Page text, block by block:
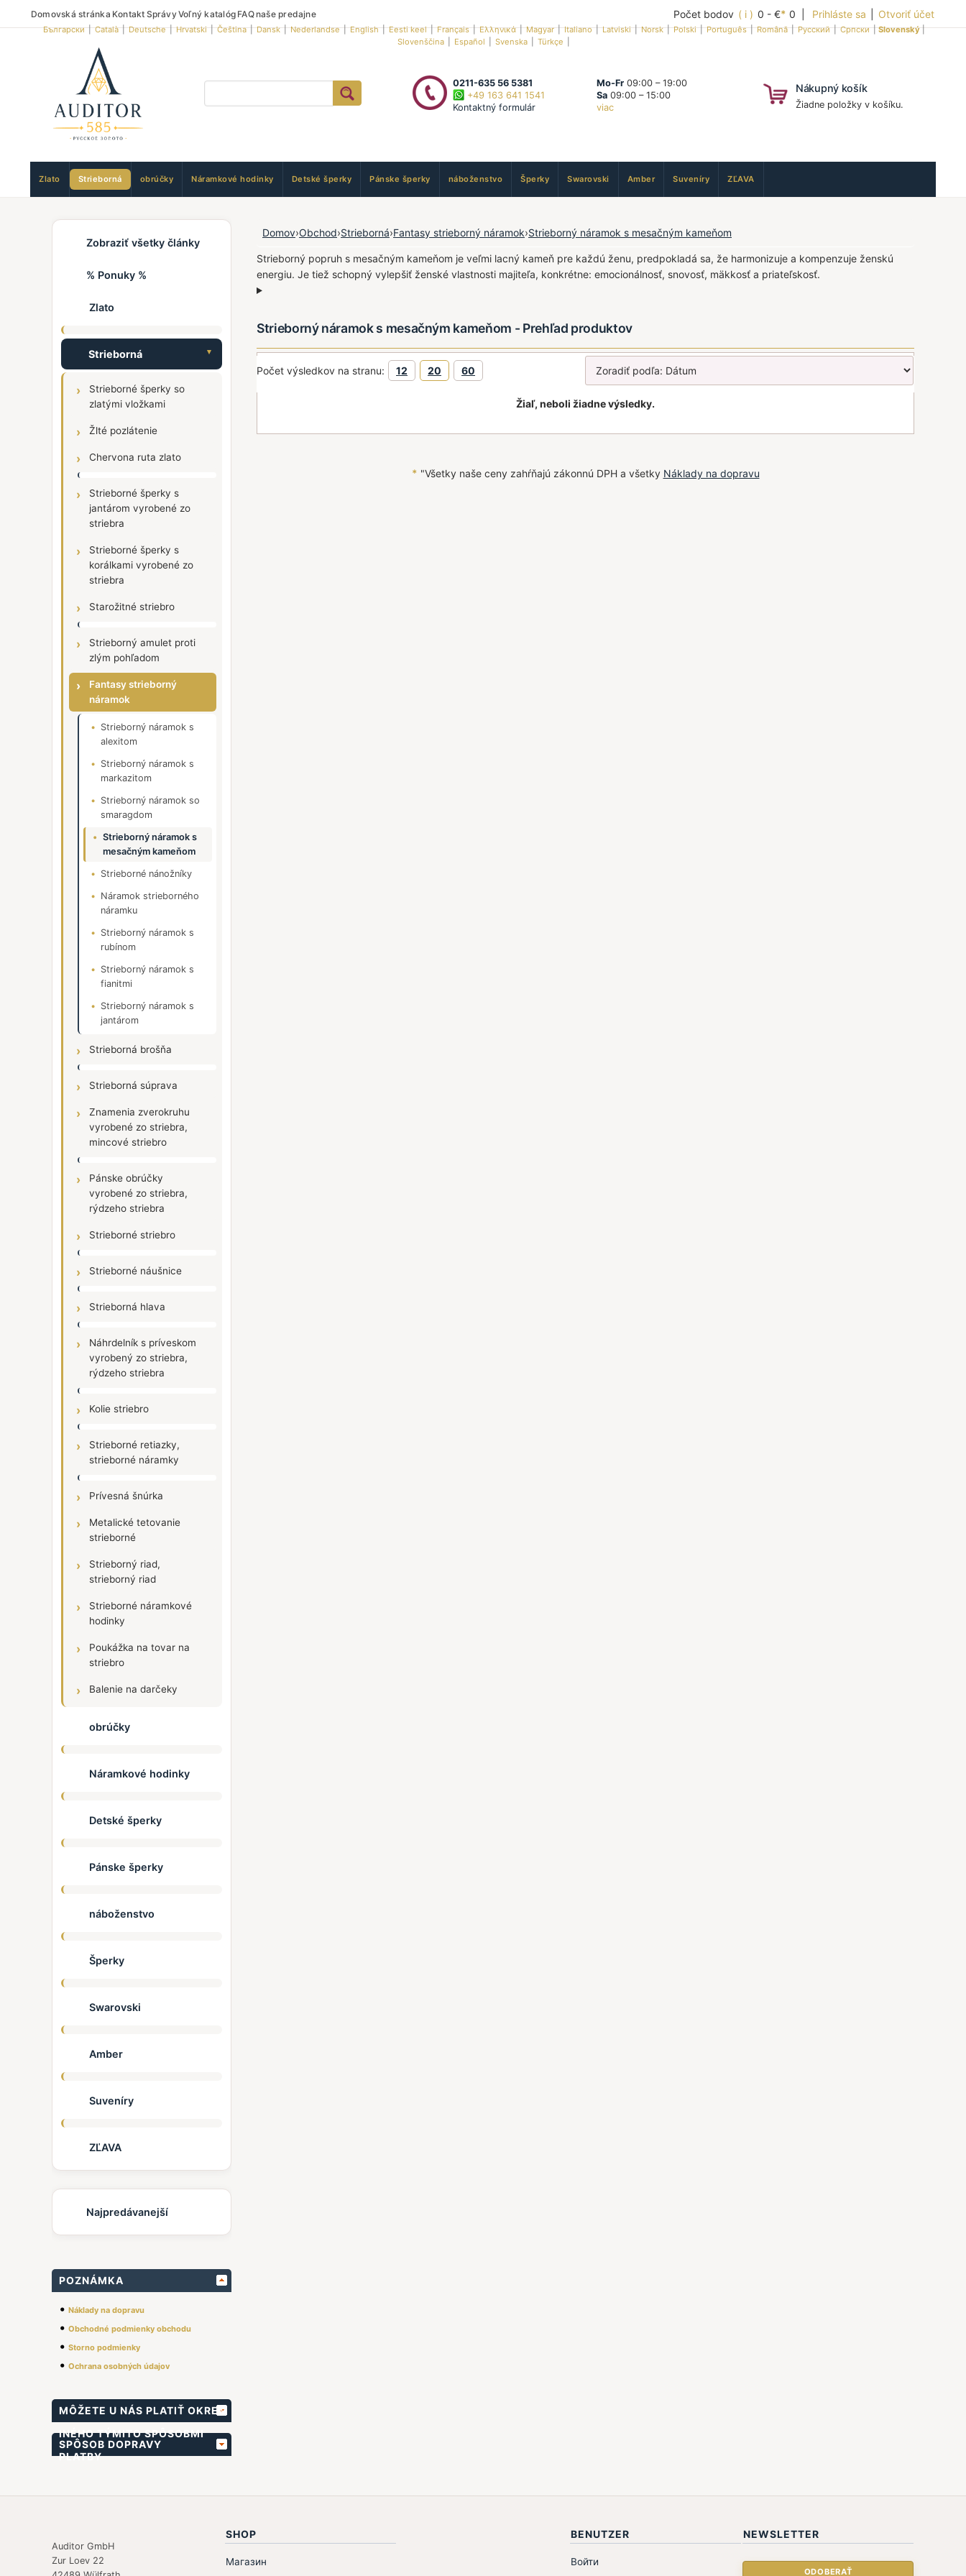
Domovská stránka Kontakt SprávyVoľný katalóg FAQnaše predajne Počet bodov ( i ) 0 - €* 0 | Prihláste sa Otvoriť účet
Български|Català|Deutsche|Hrvatski|Čeština|Dansk|Nederlandse|English|Eesti keel|Français|Ελληνικά|Magyar|Italiano|Latviski|Norsk|Polski|Português|Română|Русский|Српски|Slovenský|
Slovenščina
Español Svenska Türkçe
0211-635 56 5381
+49 163 641 1541
Kontaktný formulár
Mo-Fr09:00 – 19:00
Sa09:00 – 15:00
viac
Nákupný košík
Žiadne položky v košíku.
Zlato Strieborná obrúčky Náramkové hodinky Detské šperky Pánske šperky náboženstvo Šperky Swarovski Amber Suveníry ZĽAVA
Zobraziť všetky články
% Ponuky %
Zlato
Strieborná
Strieborné šperky so
zlatými vložkami
Žlté pozlátenie
Chervona ruta zlato
Strieborné šperky s
jantárom vyrobené zo
striebra
Strieborné šperky s
korálkami vyrobené zo
striebra
Starožitné striebro
Strieborný amulet proti
zlým pohľadom
Fantasy strieborný
náramok
Strieborný náramok s
alexitom
Strieborný náramok s
markazitom
Strieborný náramok so
smaragdom
Strieborný náramok s
mesačným kameňom
Strieborné nánožníky
Náramok strieborného
náramku
Strieborný náramok s
rubínom
Strieborný náramok s
fianitmi
Strieborný náramok s
jantárom
Strieborná brošňa
Strieborná súprava
Znamenia zverokruhu
vyrobené zo striebra,
mincové striebro
Pánske obrúčky
vyrobené zo striebra,
rýdzeho striebra
Strieborné striebro
Strieborné náušnice
Strieborná hlava
Náhrdelník s príveskom
vyrobený zo striebra,
rýdzeho striebra
Kolie striebro
Strieborné retiazky,
strieborné náramky
Prívesná šnúrka
Metalické tetovanie
strieborné
Strieborný riad,
strieborný riad
Strieborné náramkové
hodinky
Poukážka na tovar na
striebro
Balenie na darčeky
obrúčky
Náramkové hodinky
Detské šperky
Pánske šperky
náboženstvo
Šperky
Swarovski
Amber
Suveníry
ZĽAVA
Najpredávanejší
POZNÁMKA
• Náklady na dopravu
• Obchodné podmienky obchodu
• Storno podmienky
• Ochrana osobných údajov
MÔŽETE U NÁS PLATIŤ OKREM
INÉHO TÝMITO SPÔSOBMI
PLATBY
SPÔSOB DOPRAVY
Domov›Obchod›Strieborná›Fantasy strieborný náramok›Strieborný náramok s mesačným kameňom
Strieborný popruh s mesačným kameňom je veľmi lacný kameň pre každú ženu, predpokladá sa, že harmonizuje a kompenzuje ženskú
energiu. Je tiež schopný vylepšiť ženské vlastnosti majiteľa, konkrétne: emocionálnosť, snovosť, mäkkosť a priateľskosť.
Strieborný náramok s mesačným kameňom - Prehľad produktov
Počet výsledkov na stranu: 12 20 60
Žiaľ, neboli žiadne výsledky.
* "Všetky naše ceny zahŕňajú zákonnú DPH a všetky Náklady na dopravu
Auditor GmbH
Zur Loev 22
SHOP
Магазин
BENUTZER
Войти
NEWSLETTER